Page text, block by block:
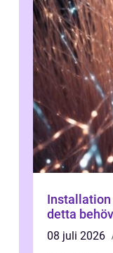
Installation
detta
08 juli 2026